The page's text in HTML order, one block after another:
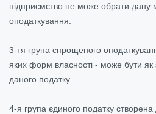
підприємство не може обрати
оподаткування.
3-тя група спрощеного
яких форм власності - може бути як
даного податку.
4-я група єдиного податку створена